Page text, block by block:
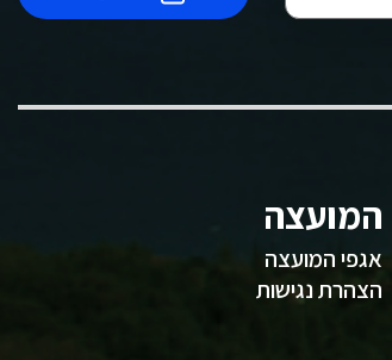
המועצה
אגפי המועצה
הצהרת נגישות